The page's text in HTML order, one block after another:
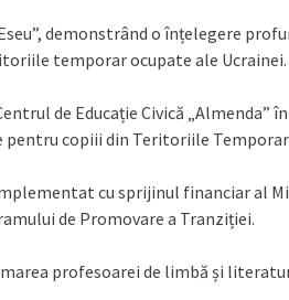
demonstrând o înțelegere
temporar ocupate ale Ucrainei.
de Educație Civică „Almenda”
copiii din Teritoriile Temporar
cu sprijinul financiar al
de Promovare a Tranziției.
profesoarei de limbă și